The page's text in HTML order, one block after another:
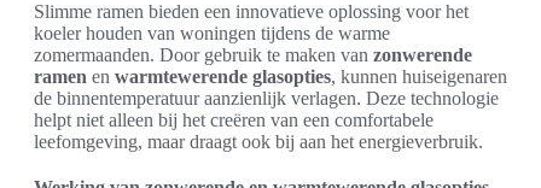
Slimme ramen bieden een innovatieve oplossing voor het
koeler houden van woningen tijdens de warme
zomermaanden. Door gebruik te maken van zonwerende
ramen en warmtewerende glasopties, kunnen huiseigenaren
de binnentemperatuur aanzienlijk verlagen. Deze technologie
helpt niet alleen bij het creëren van een comfortabele
leefomgeving, maar draagt ook bij aan het energieverbruik.